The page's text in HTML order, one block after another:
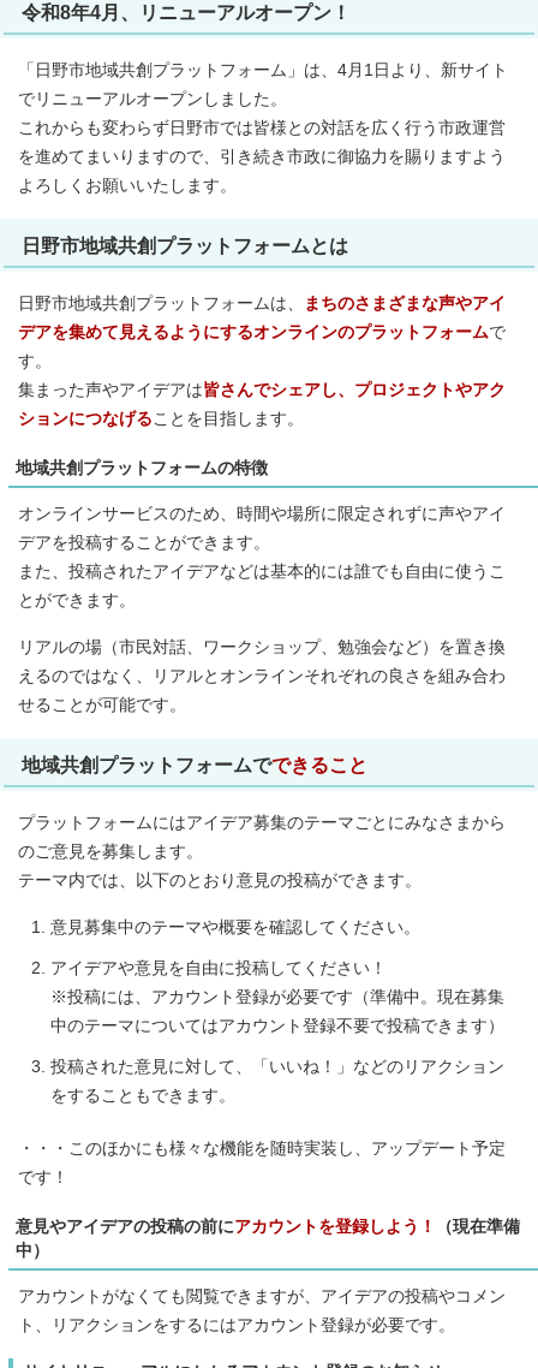
令和8年4月、リニューアルオープン！
「日野市地域共創プラットフォーム」は、4月1日より、新サイト
でリニューアルオープンしました。
これからも変わらず日野市では皆様との対話を広く行う市政運営
を進めてまいりますので、引き続き市政に御協力を賜りますよう
よろしくお願いいたします。
日野市地域共創プラットフォームとは
日野市地域共創プラットフォームは、
まちのさまざまな声やアイ
デアを集めて見えるようにするオンラインのプラットフォームで
す。
集まった声やアイデアは皆さんでシェアし、プロジェクトやアク
ションにつなげることを目指します。
地域共創プラットフォームの特徴
オンラインサービスのため、時間や場所に限定されずに声やアイ
デアを投稿することができます。
また、投稿されたアイデアなどは基本的には誰でも自由に使うこ
とができます。
リアルの場（市民対話、ワークショップ、勉強会など）を置き換
えるのではなく、リアルとオンラインそれぞれの良さを組み合わ
せることが可能です。
地域共創プラットフォームでできること
プラットフォームにはアイデア募集のテーマごとにみなさまから
のご意見を募集します。
テーマ内では、以下のとおり意見の投稿ができます。
意見募集中のテーマや概要を確認してください。
アイデアや意見を自由に投稿してください！
※投稿には、アカウント登録が必要です（準備中。現在募集
中のテーマについてはアカウント登録不要で投稿できます）
投稿された意見に対して、「いいね！」などのリアクション
をすることもできます。
・・・このほかにも様々な機能を随時実装し、アップデート予定
です！
意見やアイデアの投稿の前にアカウントを登録しよう！
（現在準備
中）
アカウントがなくても閲覧できますが、アイデアの投稿やコメン
ト、リアクションをするにはアカウント登録が必要です。